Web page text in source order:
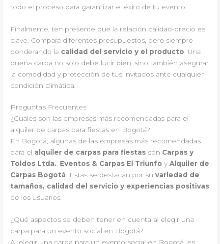
todo el proceso para garantizar el éxito de tu evento.
Finalmente, ten presente que la relación calidad-precio es
clave. Compara diferentes presupuestos, pero siempre
ponderando la calidad del servicio y el producto . Una
buena carpa no solo debe lucir bien, sino también asegurar
la comodidad y protección de tus invitados ante cualquier
condición climática.
Preguntas Frecuentes
¿Cuáles son las empresas más recomendadas para el
alquiler de carpas para fiestas en Bogotá?
En Bogotá, algunas de las empresas más recomendadas
para el alquiler de carpas para fiestas son Carpas y
Toldos Ltda., Eventos & Carpas El Triunfo yAlquiler de
Carpas Bogotá. Estas se destacan por suvariedad de
tamaños, calidad del servicio y experiencias positivas
de los usuarios.
¿Qué aspectos se deben tener en cuenta al elegir una
carpa para un evento social en Bogotá?
Al elegir una carpa para un evento social en Bogotá, es